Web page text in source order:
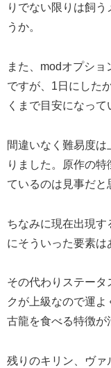
りでない限りは飼
うか。
また、modオプシ
ですが、1日にした
くまで目安になって
間違いなく難易度
りました。原作の
ているのは見事だと
ちなみに現在出現
にそういった要素は
その代わりステー
クが上級なので運よ
古龍を食べる特徴が
残りのキリン、ヴァ